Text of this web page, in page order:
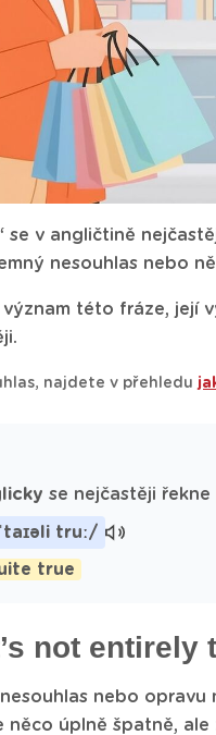
se v angličtině
nesouhlas nebo
této fráze, její
najdete v přehledu
se nejčastěji řekne
truː/
true
not entirely
nebo opravu
něco úplně špatně,